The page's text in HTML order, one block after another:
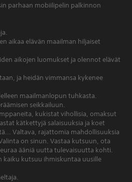
parhaan mobiilipelin palkinnon
aikaa elävän maailman hiljaiset
aikojen luomukset ja olennot elävät
ja heidän vimmansa kykenee
maailmanlopun tuhkasta.
seikkailuun.
kukistat vihollisia, omaksut
kätkettyjä salaisuuksia ja koet
Valtava, rajattomia mahdollisuuksia
on sinun. Vastaa kutsuun, ota
ääniä uutta tulevaisuutta kohti.
kaiku kutsuu ihmiskuntaa uusille